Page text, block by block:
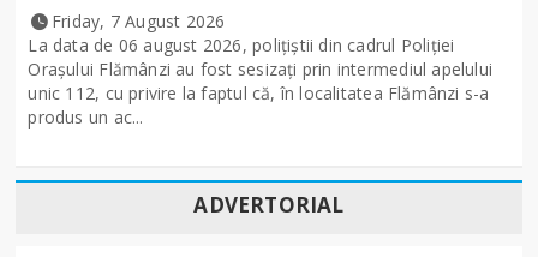
Friday, 7 August 2026
La data de 06 august 2026, polițiștii din cadrul Poliției
Orașului Flămânzi au fost sesizați prin intermediul apelului
unic 112, cu privire la faptul că, în localitatea Flămânzi s-a
produs un ac...
ADVERTORIAL